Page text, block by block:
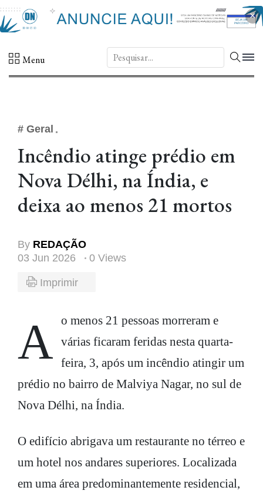
×
Menu DN.
# Geral
Incêndio atinge prédio em
Nova Délhi, na Índia, e
deixa ao menos 21 mortos
By REDAÇÃO
03 Jun 2026
0 Views
Imprimir
Ao menos 21 pessoas morreram e várias ficaram feridas nesta quarta-
feira, 3, após um incêndio atingir um
prédio no bairro de Malviya Nagar, no sul de
Nova Délhi, na Índia.
O edifício abrigava um restaurante no térreo e
um hotel nos andares superiores. Localizada
em uma área predominantemente residencial,